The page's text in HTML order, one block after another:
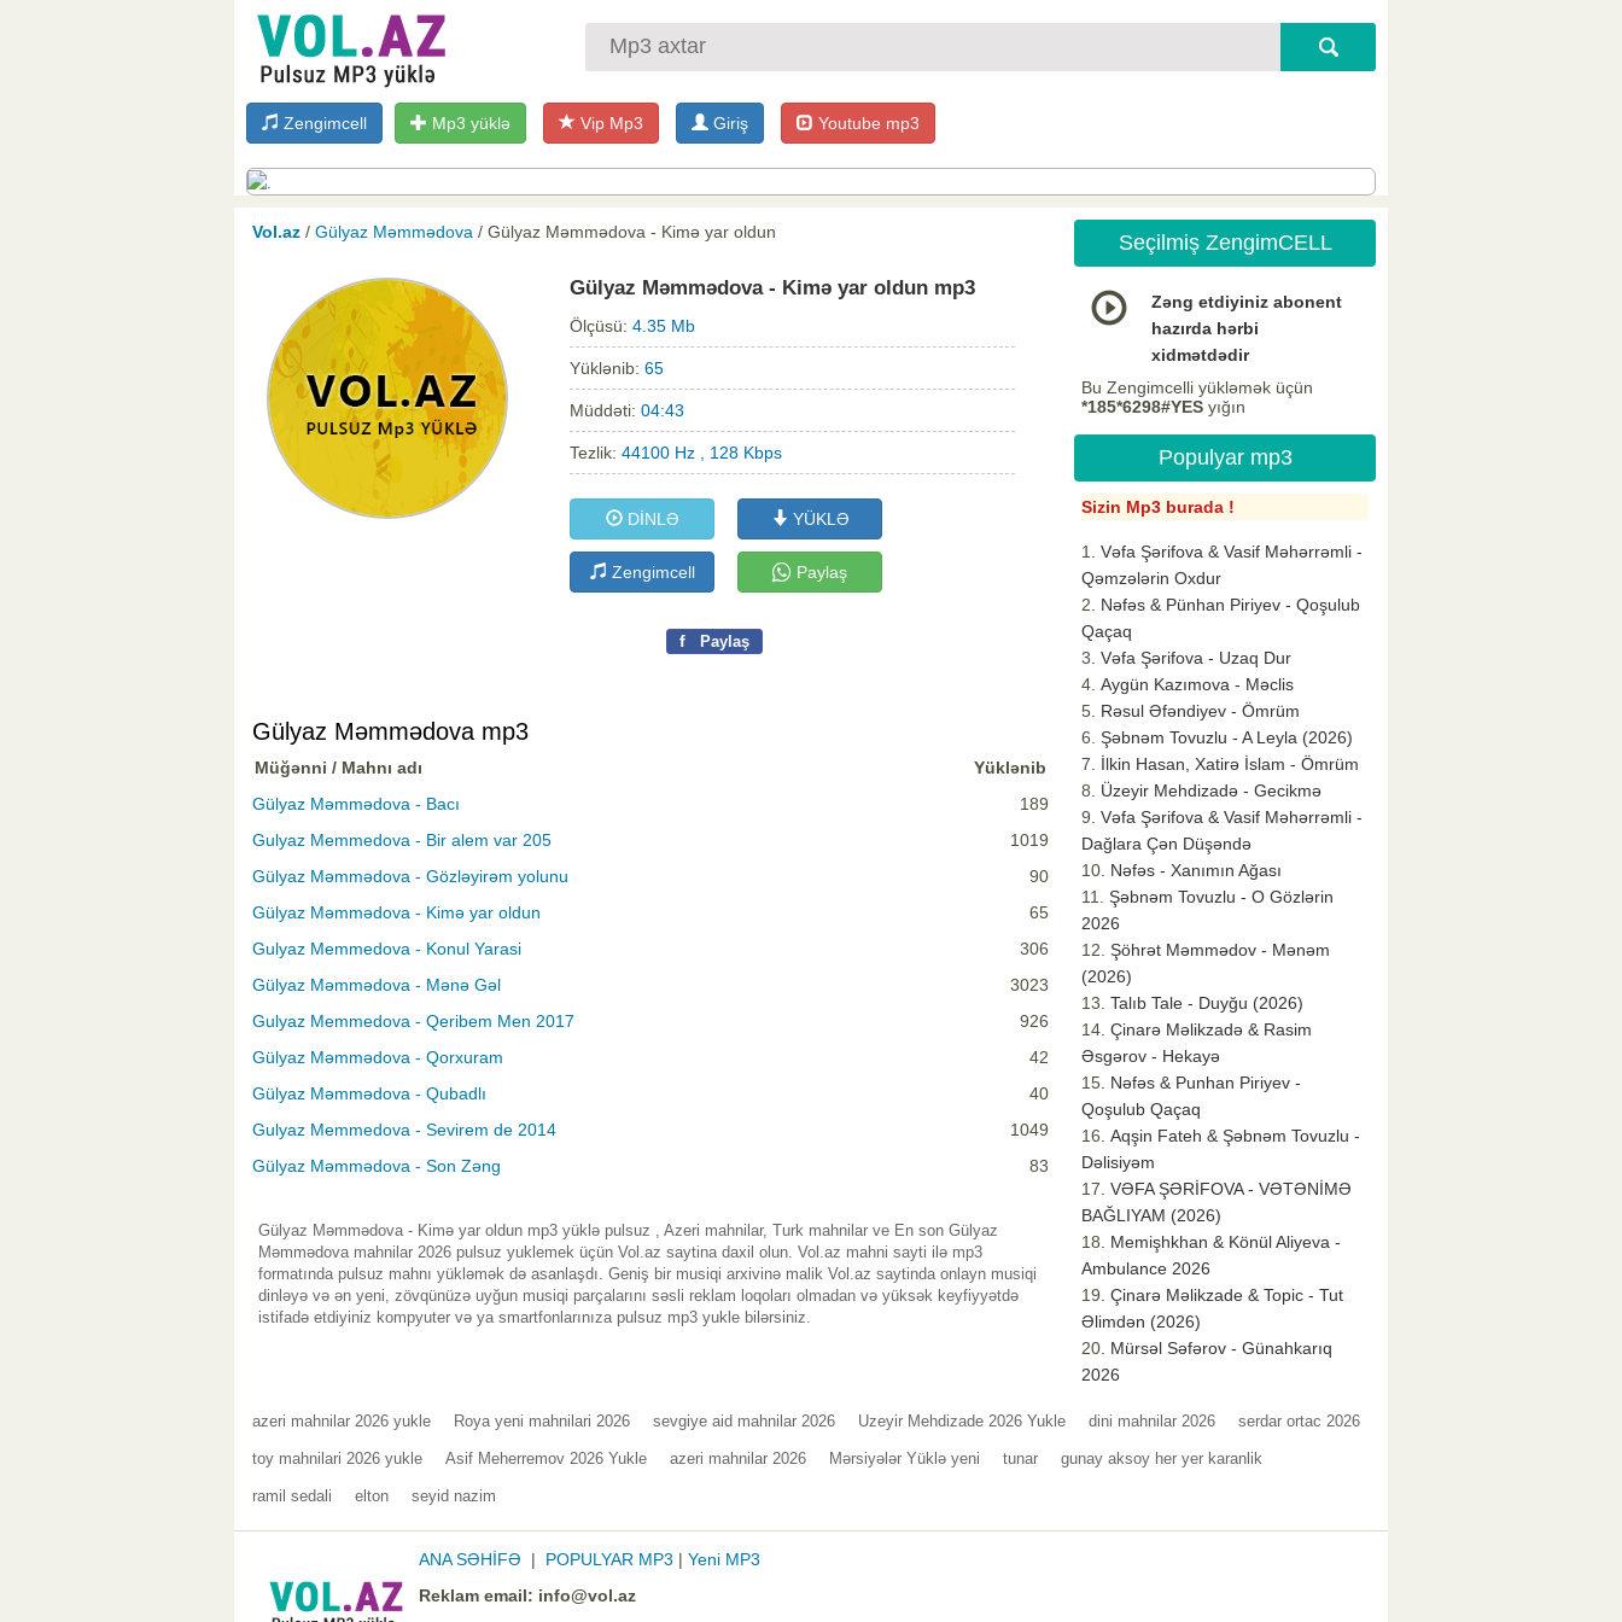
Zengimcell Mp3 yüklə Vip Mp3 Giriş Youtube mp3
Vol.az / Gülyaz Məmmədova / Gülyaz Məmmədova - Kimə yar oldun
Gülyaz Məmmədova - Kimə yar oldun mp3
Ölçüsü: 4.35 Mb
Yüklənib: 65
Müddəti: 04:43
Tezlik: 44100 Hz , 128 Kbps
DİNLƏ YÜKLƏ
Zengimcell Paylaş
f Paylaş
Gülyaz Məmmədova mp3
Müğənni / Mahnı adı
Yüklənib
Gülyaz Məmmədova - Bacı
189
Gulyaz Memmedova - Bir alem var 205
1019
Gülyaz Məmmədova - Gözləyirəm yolunu
90
Gülyaz Məmmədova - Kimə yar oldun
65
Gulyaz Memmedova - Konul Yarasi
306
Gülyaz Məmmədova - Mənə Gəl
3023
Gulyaz Memmedova - Qeribem Men 2017
926
Gülyaz Məmmədova - Qorxuram
42
Gülyaz Məmmədova - Qubadlı
40
Gulyaz Memmedova - Sevirem de 2014
1049
Gülyaz Məmmədova - Son Zəng
83
Gülyaz Məmmədova - Kimə yar oldun mp3 yüklə pulsuz , Azeri mahnilar, Turk mahnilar ve En son Gülyaz
Məmmədova mahnilar 2026 pulsuz yuklemek üçün Vol.az saytina daxil olun. Vol.az mahni sayti ilə mp3
formatında pulsuz mahnı yükləmək də asanlaşdı. Geniş bir musiqi arxivinə malik Vol.az saytinda onlayn musiqi
dinləyə və ən yeni, zövqünüzə uyğun musiqi parçalarını səsli reklam loqoları olmadan və yüksək keyfiyyətdə
istifadə etdiyiniz kompyuter və ya smartfonlarınıza pulsuz mp3 yukle bilərsiniz.
Seçilmiş ZengimCELL
Zəng etdiyiniz abonent
hazırda hərbi
xidmətdədir
Bu Zengimcelli yükləmək üçün
*185*6298#YES yığın
Populyar mp3
Sizin Mp3 burada !
Vəfa Şərifova & Vasif Məhərrəmli -
Qəmzələrin Oxdur
Nəfəs & Pünhan Piriyev - Qoşulub
Qaçaq
Vəfa Şərifova - Uzaq Dur
Aygün Kazımova - Məclis
Rəsul Əfəndiyev - Ömrüm
Şəbnəm Tovuzlu - A Leyla (2026)
İlkin Hasan, Xatirə İslam - Ömrüm
Üzeyir Mehdizadə - Gecikmə
Vəfa Şərifova & Vasif Məhərrəmli -
Dağlara Çən Düşəndə
Nəfəs - Xanımın Ağası
Şəbnəm Tovuzlu - O Gözlərin
2026
Şöhrət Məmmədov - Mənəm
(2026)
Talıb Tale - Duyğu (2026)
Çinarə Məlikzadə & Rasim
Əsgərov - Hekayə
Nəfəs & Punhan Piriyev -
Qoşulub Qaçaq
Aqşin Fateh & Şəbnəm Tovuzlu -
Dəlisiyəm
VƏFA ŞƏRİFOVA - VƏTƏNİMƏ
BAĞLIYAM (2026)
Memişhkhan & Könül Aliyeva -
Ambulance 2026
Çinarə Məlikzade & Topic - Tut
Əlimdən (2026)
Mürsəl Səfərov - Günahkarıq
2026
azeri mahnilar 2026 yukle Roya yeni mahnilari 2026 sevgiye aid mahnilar 2026 Uzeyir Mehdizade 2026 Yukle dini mahnilar 2026 serdar ortac 2026
toy mahnilari 2026 yukle Asif Meherremov 2026 Yukle azeri mahnilar 2026 Mərsiyələr Yüklə yeni tunar gunay aksoy her yer karanlik
ramil sedali elton seyid nazim
ANA SƏHİFƏ | POPULYAR MP3 | Yeni MP3
Reklam email: info@vol.az